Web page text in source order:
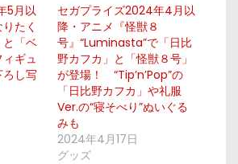
5月以
たく
「ベ
ギュ
し写
セガプライズ2024年4月以
降・アニメ『怪獣８
号』“Luminasta”で「日比
野カフカ」と「怪獣８号」
が登場！ “Tip’n’Pop”の
「日比野カフカ」や礼服
Ver.の“寝そべり”ぬいぐる
みも
2024年4月17日
グッズ